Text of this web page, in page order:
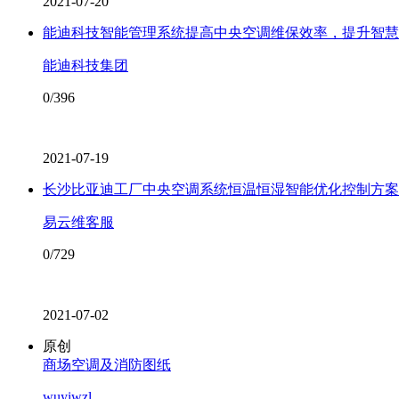
能迪科技智能管理系统提高中央空调维保效率，提升智
能迪科技集团
0/396
2021-07-19
长沙比亚迪工厂中央空调系统恒温恒湿智能优化控制方案
易云维客服
0/729
2021-07-02
原创
商场空调及消防图纸